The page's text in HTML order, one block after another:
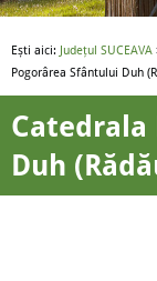
Ești aici: Județul SUCEAVA
Pogorârea Sfântului Duh
Catedrala
Duh